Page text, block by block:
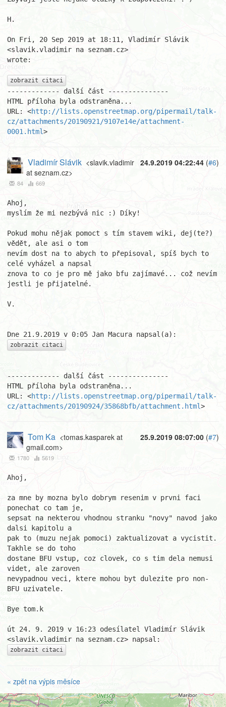
H.
On Fri, 20 Sep 2019 at 18:11, Vladimír Slávik
<slavik.vladimir na seznam.cz>
wrote:
zobrazit citaci
------------- další část ---------------
HTML příloha byla odstraněna...
URL: <http://lists.openstreetmap.org/pipermail/talk-
cz/attachments/20190921/9107e14e/attachment-
0001.html>
24.9.2019 04:22:44 (#6)
Vladimír Slávik <slavik.vladimir
at seznam.cz>
84 669
Ahoj,
myslím že mi nezbývá nic :) Díky!
Pokud mohu nějak pomoct s tím stavem wiki, dej(te?)
vědět, ale asi o tom
nevím dost na to abych to přepisoval, spíš bych to
celé vyházel a napsal
znova to co je pro mě jako bfu zajímavé... což nevím
jestli je přijatelné.
V.
zobrazit citaci
------------- další část ---------------
HTML příloha byla odstraněna...
URL: <http://lists.openstreetmap.org/pipermail/talk-
cz/attachments/20190924/35868bfb/attachment.html>
25.9.2019 08:07:00 (#7)
Tom Ka <tomas.kasparek at
gmail.com>
1780 5619
Ahoj,
za mne by mozna bylo dobrym resenim v prvni faci
ponechat co tam je,
sepsat na nekterou vhodnou stranku "novy" navod jako
dalsi kapitolu a
pak to (muzu nejak pomoci) zaktualizovat a vycistit.
Takhle se do toho
dostane BFU vstup, coz clovek, co s tim dela nemusi
videt, ale zaroven
nevypadnou veci, ktere mohou byt dulezite pro non-
BFU uzivatele.
Bye tom.k
út 24. 9. 2019 v 16:23 odesílatel Vladimír Slávik
zobrazit citaci
« zpět na výpis měsíce